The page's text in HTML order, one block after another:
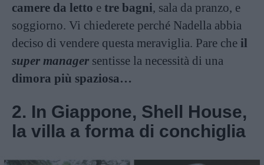
camere da letto e tre bagni, sala da pranzo, e
soggiorno. Vi chiederete perché Nadella abbia
deciso di vendere questa meraviglia. Pare che il
super manager sentisse la necessità di una
dimora più spaziosa…
2. In Giappone, Shell House,
la villa a forma di conchiglia